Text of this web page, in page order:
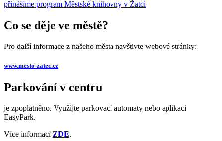
přinášíme program Městské knihovny v Žatci
Co se děje ve městě?
Pro další informace z našeho města navštivte webové stránky:
www.mesto-zatec.cz
Parkování v centru
je zpoplatněno. Využijte parkovací automaty nebo aplikaci
EasyPark.
Více informací ZDE.